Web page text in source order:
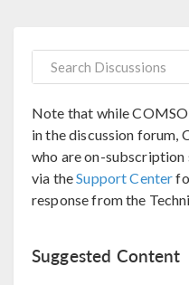
Note that while
in the discussion forum,
who are on-
via theSupport Center
response from the
Suggested Content